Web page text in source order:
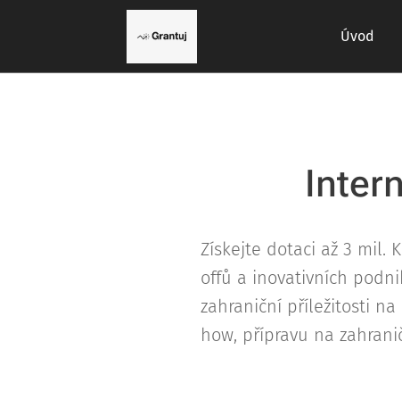
Úvod
Získejte dotaci až 3 mil.
offů a inovativních
zahraniční příležitosti
how, přípravu na